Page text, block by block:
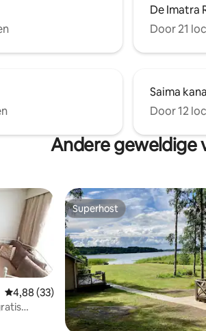
De Imatra
Door 21
Saima
Door 12
Andere geweldige
Gemiddelde beoordeling van 4,88 op 5,
4,88 (33)
Superhost
Superhost